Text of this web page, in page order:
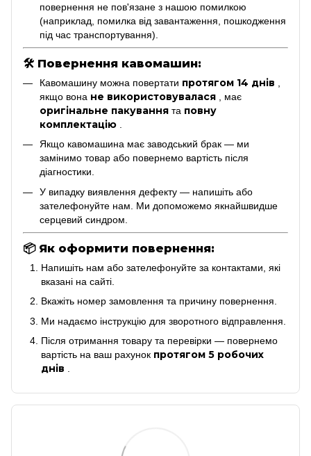
повернення не пов'язане з нашою помилкою
(наприклад, помилка від завантаження, пошкодження
під час транспортування).
🛠 Повернення кавомашин:
Кавомашину можна повертати протягом 14 днів
якщо вона не використовувалася , має
оригінальне пакування та повну
комплектацію
Якщо кавомашина має заводський брак — ми
замінимо товар або повернемо вартість після
діагностики.
У випадку виявлення дефекту — напишіть або
зателефонуйте нам. Ми допоможемо якнайшвидше
серцевий синдром.
📦Як оформити повернення:
Напишіть нам або зателефонуйте за контактами, які
вказані на сайті.
Вкажіть номер замовлення та причину повернення.
Ми надаємо інструкцію для зворотного відправлення.
Після отримання товару та перевірки — повернемо
вартість на ваш рахунок протягом 5 робочих
днів